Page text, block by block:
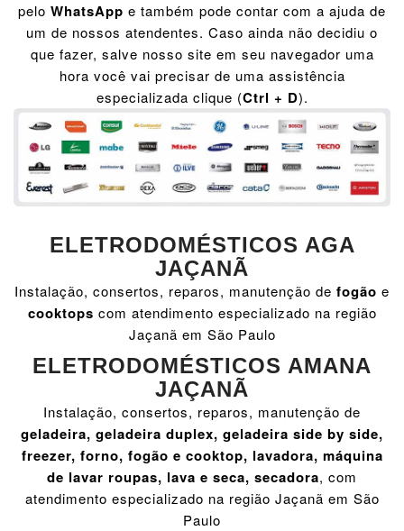
pelo WhatsApp e também pode contar com a ajuda de
um de nossos atendentes. Caso ainda não decidiu o
que fazer, salve nosso site em seu navegador uma
hora você vai precisar de uma assistência
especializada clique (Ctrl + D).
ELETRODOMÉSTICOS AGA
JAÇANÃ
Instalação, consertos, reparos, manutenção de fogão e
cooktops com atendimento especializado na região
Jaçanã em São Paulo
ELETRODOMÉSTICOS AMANA
JAÇANÃ
Instalação, consertos, reparos, manutenção de
geladeira, geladeira duplex, geladeira side by side,
freezer, forno, fogão e cooktop, lavadora, máquina
de lavar roupas, lava e seca, secadora, com
atendimento especializado na região Jaçanã em São
Paulo